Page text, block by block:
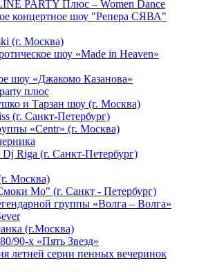
PARTY Плюс – Women Dance
концертное шоу "Репера СЯВА"
(г. Москва)
шоу «Made in Heaven»
шоу «Джакомо Казанова»
плюс
и Тарзан шоу (г. Москва)
(г. Санкт-Петербург)
«Centr» (г. Москва)
Riga (г. Санкт-Петербург)
Москва)
Мо" (г. Санкт - Петербург)
группы «Волга – Волга»
(г.Москва)
90-х «Пять Звезд»
летней серии пенных вечеринок